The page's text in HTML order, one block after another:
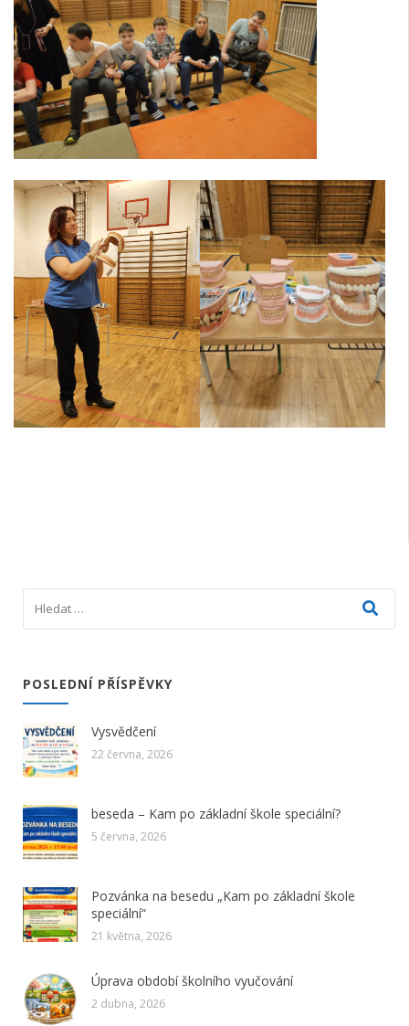
POSLEDNÍ PŘÍSPĚVKY
Vysvědčení
22 června, 2026
beseda – Kam po základní škole speciální?
5 června, 2026
Pozvánka na besedu „Kam po základní škole
speciální“
21 května, 2026
Úprava období školního vyučování
2 dubna, 2026